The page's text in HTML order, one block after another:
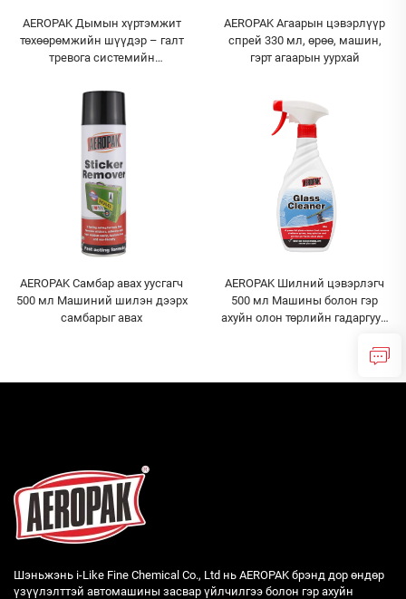
AEROPAK Дымын хүртэмжит
төхөөрөмжийн шүүдэр – галт
тревога системийн
төхөөрөмж, B2B том дуудлагын
нийлүүлэлт
AEROPAK Агаарын цэвэрлүүр
спрей 330 мл, өрөө, машин,
гэрт агаарын уурхай
AEROPAK Самбар авах уусгагч
500 мл Машиний шилэн дээрх
самбарыг авах
AEROPAK Шилний цэвэрлэгч
500 мл Машины болон гэр
ахуйн олон төрлийн гадаргуун
Шэньжэнь i-Like Fine Chemical Co., Ltd нь AEROPAK брэнд дор өндөр
үзүүлэлттэй автомашины засвар үйлчилгээ болон гэр ахуйн